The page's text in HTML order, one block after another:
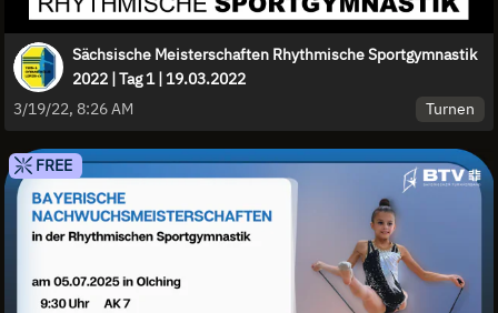
Sächsische Meisterschaften Rhythmische Sportgymnastik
2022 | Tag 1 | 19.03.2022
3/19/22, 8:26 AM
Turnen
FREE